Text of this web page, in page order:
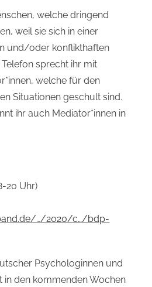
welche dringend
weil sie sich in einer
und/oder konflikthaften
sprecht ihr mit
welche für den
Situationen geschult sind.
ihr auch Mediator*innen in
20 Uhr)
…/2020/c…/bdp-
Psychologinnen und
in den kommenden Wochen